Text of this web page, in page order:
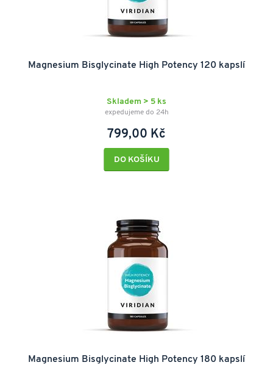
Magnesium Bisglycinate High Potency 120 kapslí
Skladem > 5 ks
expedujeme do 24h
799,00 Kč
DO KOŠÍKU
Magnesium Bisglycinate High Potency 180 kapslí